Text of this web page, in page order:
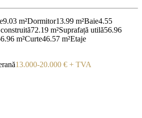
9.03 m²Dormitor13.99 m²Baie4.55
72.19 m²Suprafață utilă56.96
m²Curte46.57 m²Etaje
13.000-20.000 € + TVA